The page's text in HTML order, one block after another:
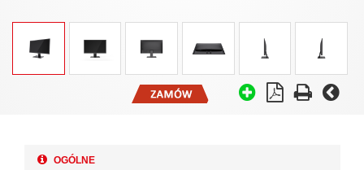
OGÓLNE